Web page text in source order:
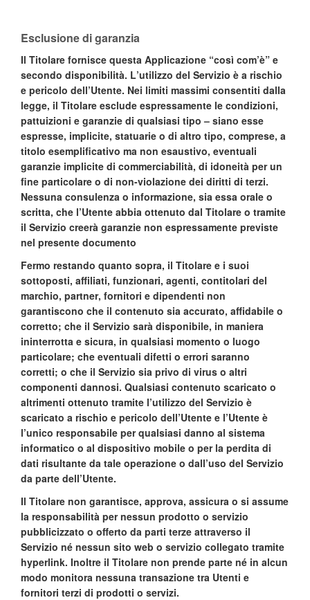
Esclusione di garanzia
Il Titolare fornisce questa Applicazione “così com’è” e
secondo disponibilità. L’utilizzo del Servizio è a rischio
e pericolo dell’Utente. Nei limiti massimi consentiti dalla
legge, il Titolare esclude espressamente le condizioni,
pattuizioni e garanzie di qualsiasi tipo – siano esse
espresse, implicite, statuarie o di altro tipo, comprese, a
titolo esemplificativo ma non esaustivo, eventuali
garanzie implicite di commerciabilità, di idoneità per un
fine particolare o di non-violazione dei diritti di terzi.
Nessuna consulenza o informazione, sia essa orale o
scritta, che l’Utente abbia ottenuto dal Titolare o tramite
il Servizio creerà garanzie non espressamente previste
nel presente documento
Fermo restando quanto sopra, il Titolare e i suoi
sottoposti, affiliati, funzionari, agenti, contitolari del
marchio, partner, fornitori e dipendenti non
garantiscono che il contenuto sia accurato, affidabile o
corretto; che il Servizio sarà disponibile, in maniera
ininterrotta e sicura, in qualsiasi momento o luogo
particolare; che eventuali difetti o errori saranno
corretti; o che il Servizio sia privo di virus o altri
componenti dannosi. Qualsiasi contenuto scaricato o
altrimenti ottenuto tramite l’utilizzo del Servizio è
scaricato a rischio e pericolo dell’Utente e l’Utente è
l’unico responsabile per qualsiasi danno al sistema
informatico o al dispositivo mobile o per la perdita di
dati risultante da tale operazione o dall’uso del Servizio
da parte dell’Utente.
Il Titolare non garantisce, approva, assicura o si assume
la responsabilità per nessun prodotto o servizio
pubblicizzato o offerto da parti terze attraverso il
Servizio né nessun sito web o servizio collegato tramite
hyperlink. Inoltre il Titolare non prende parte né in alcun
modo monitora nessuna transazione tra Utenti e
fornitori terzi di prodotti o servizi.